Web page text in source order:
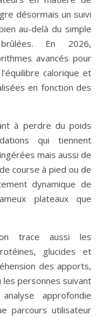
désormais un suivi
au-delà du simple
En 2026,
avancés pour
calorique et
en fonction des
à perdre du poids
qui tiennent
mais aussi de
course à pied ou de
dynamique de
plateaux que
trace aussi les
glucides et
des apports,
personnes suivant
approfondie
parcours utilisateur